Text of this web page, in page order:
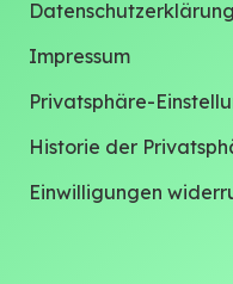
Datenschutzerklärung
Impressum
Privatsphäre-
Historie der
Einwilligungen